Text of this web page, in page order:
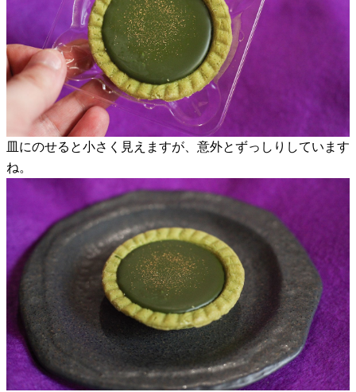
皿にのせると小さく見えますが、意外とずっしりしています
ね。